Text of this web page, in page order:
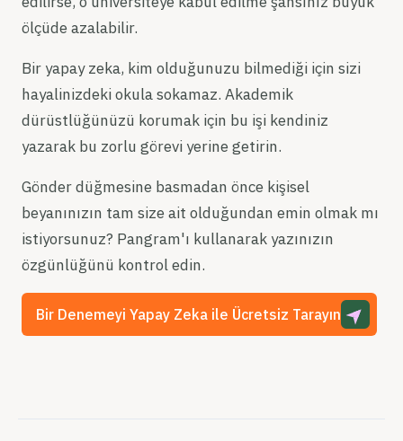
ölçüde azalabilir.
Bir yapay zeka, kim olduğunuzu bilmediği için sizi
hayalinizdeki okula sokamaz. Akademik
dürüstlüğünüzü korumak için bu işi kendiniz
yazarak bu zorlu görevi yerine getirin.
Gönder düğmesine basmadan önce kişisel
beyanınızın tam size ait olduğundan emin olmak mı
istiyorsunuz? Pangram'ı kullanarak yazınızın
özgünlüğünü kontrol edin.
Bir Denemeyi Yapay Zeka ile Ücretsiz Tarayın